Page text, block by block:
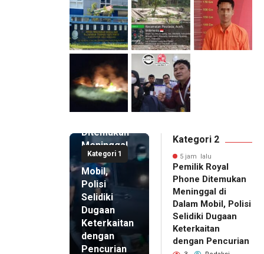
Kategori 1
5 jam lalu
Pemilik
Ditemukan
Meninggal
di Dalam
Mobil,
Polisi
Selidiki
Dugaan
Keterkaitan
dengan
Pencurian
Kategori 2
5 jam lalu
Pemilik Royal
Phone Ditemukan
Meninggal di
Dalam Mobil, Polisi
Selidiki Dugaan
Keterkaitan
dengan Pencurian